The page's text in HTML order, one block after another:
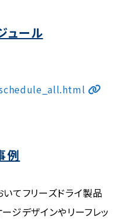
ュール
例
てフリーズドライ製品
ジデザインやリーフレッ